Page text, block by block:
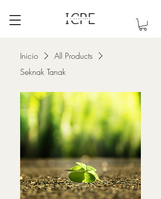
Inicio
All Products
Seknak Tanak